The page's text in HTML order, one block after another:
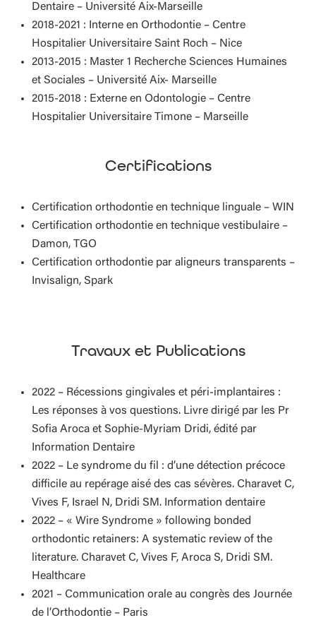
Dentaire – Université Aix-Marseille
2018-2021 : Interne en Orthodontie – Centre
Hospitalier Universitaire Saint Roch – Nice
2013-2015 : Master 1 Recherche Sciences Humaines
et Sociales – Université Aix- Marseille
2015-2018 : Externe en Odontologie – Centre
Hospitalier Universitaire Timone – Marseille
Certifications
Certification orthodontie en technique linguale – WIN
Certification orthodontie en technique vestibulaire –
Damon, TGO
Certification orthodontie par aligneurs transparents –
Invisalign, Spark
Travaux et Publications
2022 – Récessions gingivales et péri-implantaires :
Les réponses à vos questions. Livre dirigé par les Pr
Sofia Aroca et Sophie-Myriam Dridi, édité par
Information Dentaire
2022 – Le syndrome du fil : d’une détection précoce
difficile au repérage aisé des cas sévères. Charavet C,
Vives F, Israel N, Dridi SM. Information dentaire
2022 – « Wire Syndrome » following bonded
orthodontic retainers: A systematic review of the
literature. Charavet C, Vives F, Aroca S, Dridi SM.
Healthcare
2021 – Communication orale au congrès des Journée
de l’Orthodontie – Paris